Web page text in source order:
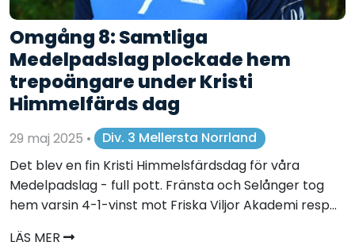
Omgång 8: Samtliga
Medelpadslag plockade hem
trepoängare under Kristi
Himmelfärds dag
29 maj 2025 •
Div. 3 Mellersta Norrland
Det blev en fin Kristi Himmelsfärdsdag för våra
Medelpadslag - full pott. Fränsta och Selånger tog
hem varsin 4-1-vinst mot Friska Viljor Akademi resp...
LÄS MER